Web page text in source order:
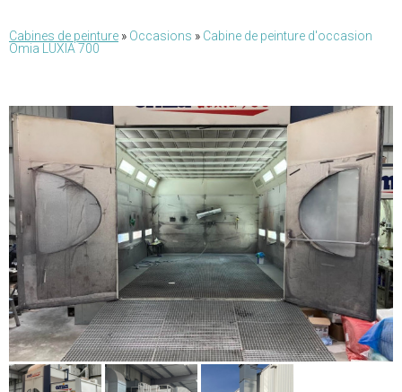
Cabines de peinture » Occasions » Cabine de peinture d'occasion
Omia LUXIA 700